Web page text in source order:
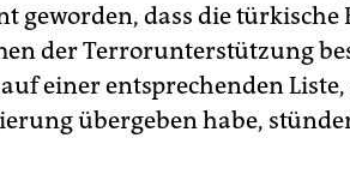
geworden, dass die
der Terrorunterstützung
einer entsprechenden
übergeben habe,